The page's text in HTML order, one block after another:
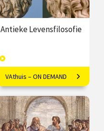
Antieke Levensfilosofie
Het goede leven volgens
Socrates, Plato en vele
andere denkers.
€ 169.00
46
afleveringen
VAthuis – ON DEMAND